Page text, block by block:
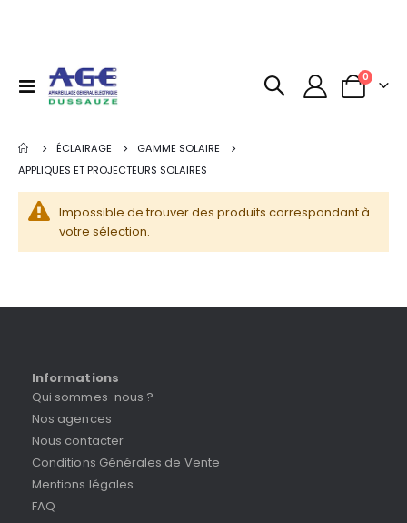
Basculer
Panier
0articles
ÉCLAIRAGE
GAMME SOLAIRE
APPLIQUES ET PROJECTEURS SOLAIRES
Impossible de trouver des produits correspondant à
votre sélection.
Informations
Qui sommes-nous ?
Nos agences
Nous contacter
Conditions Générales de Vente
Mentions légales
FAQ